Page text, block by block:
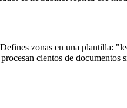
zonas en una plantilla:
cientos de